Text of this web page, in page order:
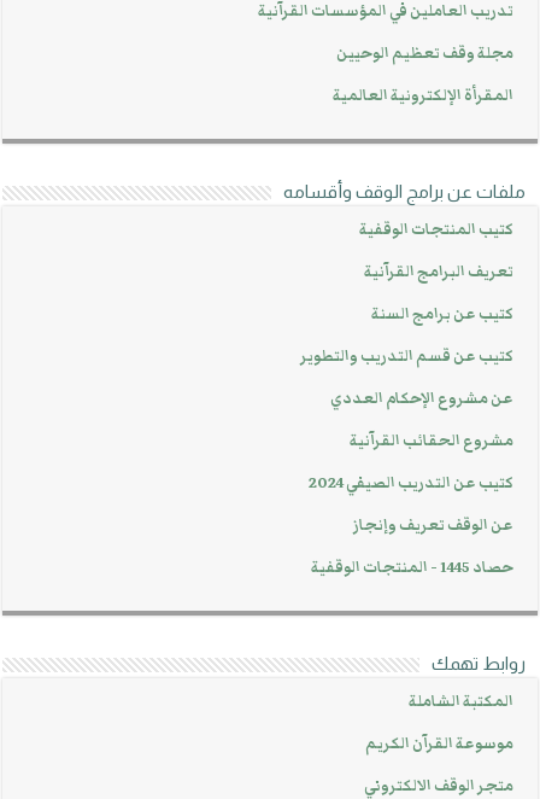
تدريب العاملين في المؤسسات القرآنية
مجلة وقف تعظيم الوحيين
المقرأة الإلكترونية العالمية
ملفات عن برامج الوقف وأقسامه
كتيب المنتجات الوقفية
تعريف البرامج القرآنية
كتيب عن برامج السنة
كتيب عن قسم التدريب والتطوير
عن مشروع الإحكام العددي
مشروع الحقائب القرآنية
كتيب عن التدريب الصيفي 2024
عن الوقف تعريف وإنجاز
حصاد 1445 - المنتجات الوقفية
روابط تهمك
المكتبة الشاملة
موسوعة القرآن الكريم
متجر الوقف الالكتروني